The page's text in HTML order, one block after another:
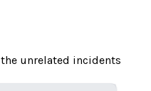
the unrelated incidents